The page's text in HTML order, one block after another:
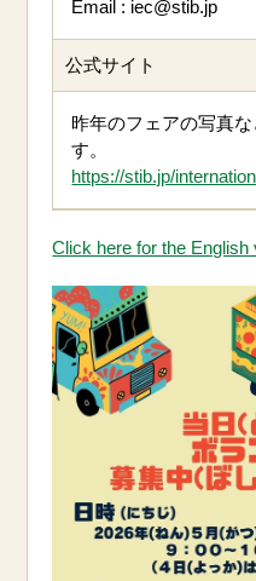
Email : iec@stib.jp
公式サイト
昨年のフェアの写真
す。
https://stib.jp/
Click here for the English